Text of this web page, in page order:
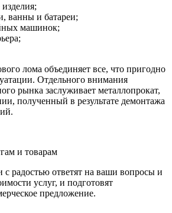
ванны и батареи;
машинок;
лома объединяет все, что пригодно
Отдельного внимания
рынка заслуживает металлопрокат,
полученный в результате демонтажа
и товарам
радостью ответят на ваши вопросы и
услуг, и подготовят
предложение.